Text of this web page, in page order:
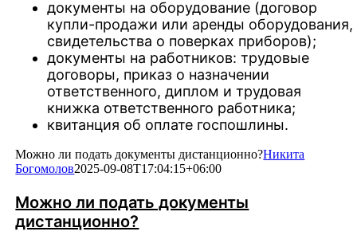
документы на оборудование (договор
купли-продажи или аренды оборудования,
свидетельства о поверках приборов);
документы на работников: трудовые
договоры, приказ о назначении
ответственного, диплом и трудовая
книжка ответственного работника;
квитанция об оплате госпошлины.
Можно ли подать документы дистанционно?Никита
Богомолов2025-09-08T17:04:15+06:00
Можно ли подать документы
дистанционно?